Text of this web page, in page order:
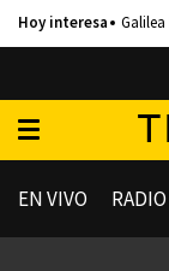
EN VIVO RADIO